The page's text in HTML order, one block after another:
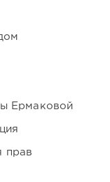
Ермаковой
прав